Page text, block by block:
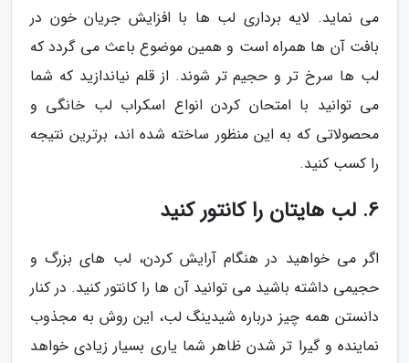
می نماید. لایه برداری لب ها با افزایش جریان خون در
بافت آن ها همراه است و همین موضوع باعث می گردد که
لب ها سرخ تر و حجیم تر شوند. از قلم نیاندازید که شما
می توانید با امتحان کردن انواع اسکراب لب خانگی و
محصولاتی که به این منظور ساخته شده اند، برترین نتیجه
را کسب کنید.
6. لب هایتان را کانتور کنید
اگر می خواهید در هنگام آرایش کردن، لب های بزرگ و
حجیمی داشته باشید می توانید آن ها را کانتور کنید. در کنار
دانستن همه چیز درباره شیدینگ لب، این روش به مجذوب
نماینده و گیرا تر شدن ظاهر شما یاری بسیار زیادی خواهد